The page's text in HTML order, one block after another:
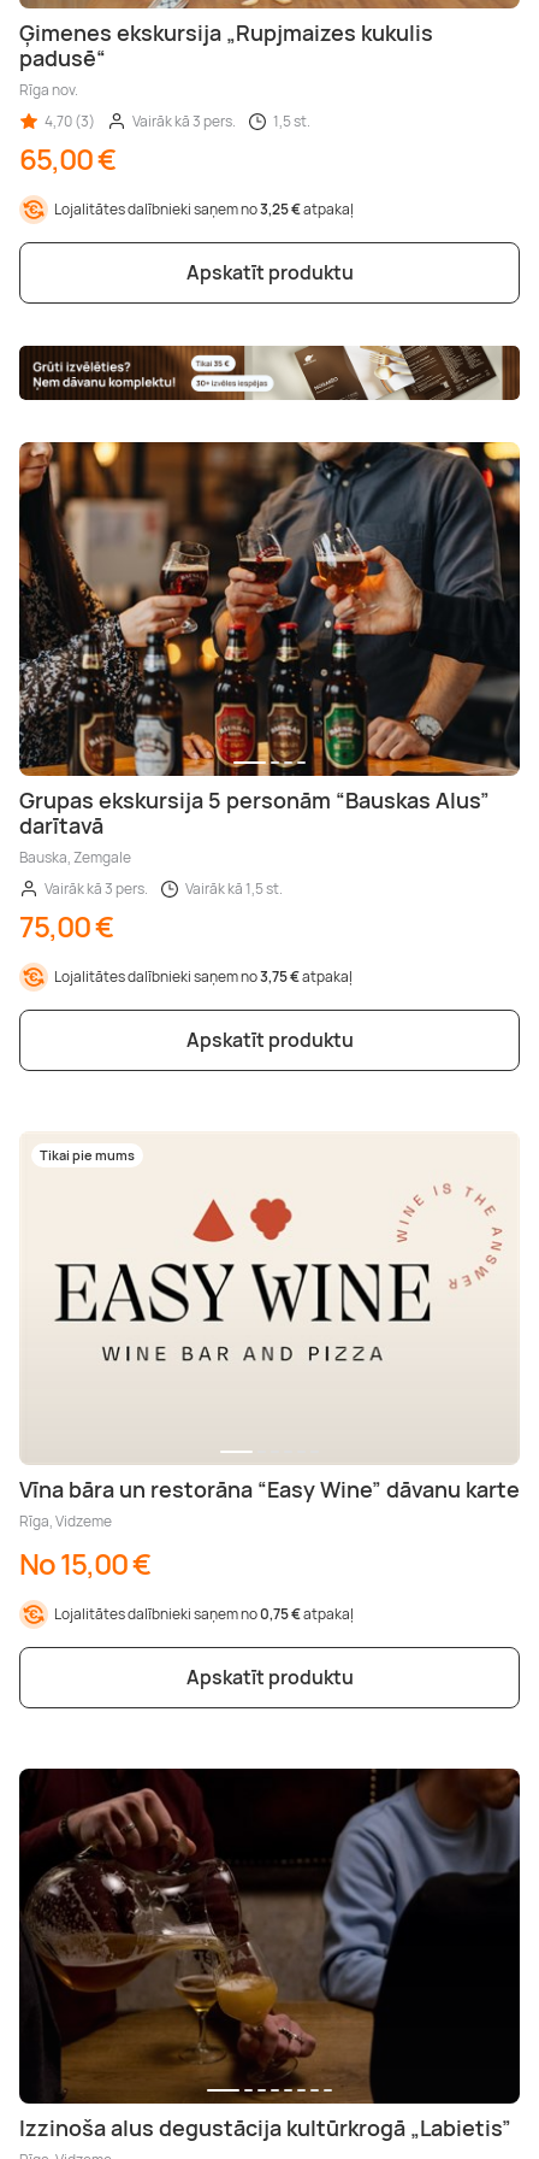
Ģimenes ekskursija „Rupjmaizes kukulis
padusē“
Rīga nov.
4,70 (3)
Vairāk kā 3 pers. 1,5 st.
65,00 €
Lojalitātes dalībnieki saņem no3,25 €atpakaļ
Apskatīt produktu
Grupas ekskursija 5 personām “Bauskas Alus”
darītavā
Bauska, Zemgale
Vairāk kā 3 pers.
Vairāk kā 1,5 st.
75,00 €
Lojalitātes dalībnieki saņem no3,75 €atpakaļ
Apskatīt produktu
Tikai pie mums
Vīna bāra un restorāna “Easy Wine” dāvanu karte
Rīga, Vidzeme
No 15,00 €
Lojalitātes dalībnieki saņem no0,75 €atpakaļ
Apskatīt produktu
Izzinoša alus degustācija kultūrkrogā „Labietis”